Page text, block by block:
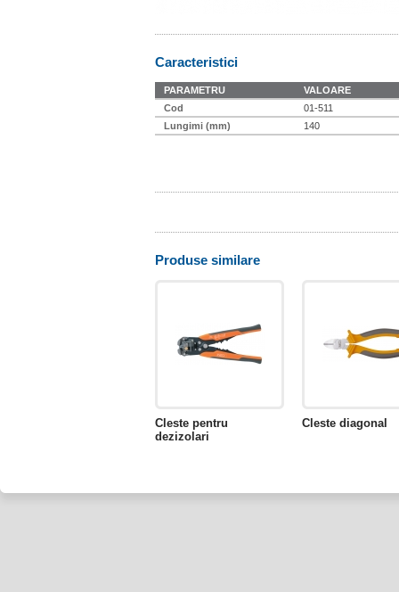
Caracteristici
PARAMETRU
VALOARE
Cod
01-511
Lungimi (mm)
140
Produse similare
Cleste pentru
dezizolari
Cleste diagonal